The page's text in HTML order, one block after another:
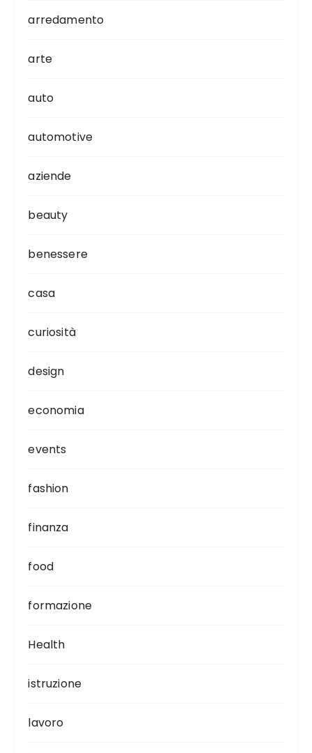
arredamento
arte
auto
automotive
aziende
beauty
benessere
casa
curiosità
design
economia
events
fashion
finanza
food
formazione
Health
istruzione
lavoro